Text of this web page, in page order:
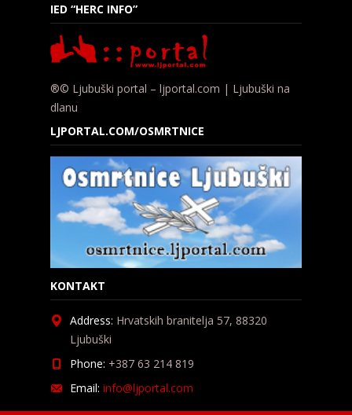
IED “HERC INFO”
®© Ljubuški portal – ljportal.com | Ljubuški na
dlanu
LJPORTAL.COM/OSMRTNICE
KONTAKT
Address: Hrvatskih branitelja 57, 88320
Ljubuški
Phone: +387 63 214 819
Email: info@ljportal.com